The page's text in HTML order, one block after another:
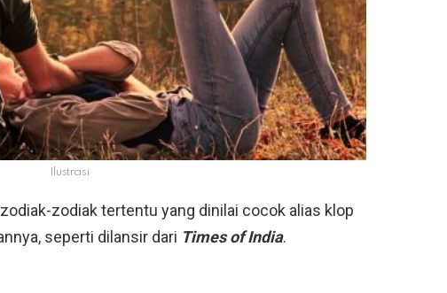
Ilustrasi
zodiak tertentu yang dinilai cocok alias klop
seperti dilansir dari Times of India.